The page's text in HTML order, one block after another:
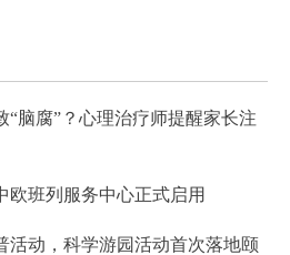
“脑腐”？心理治疗师提醒家长注
欧班列服务中心正式启用
活动，科学游园活动首次落地颐